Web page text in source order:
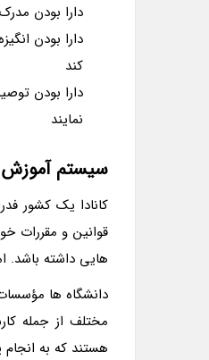
دارا بودن
دارا بودن
کند
دارا بودن
نمایند
سیستم آموزش
کانادا یک کشور
قوانین و مقررات
هایی داشته باشد.
دانشگاه ها
مختلف از جمله
هستند که به